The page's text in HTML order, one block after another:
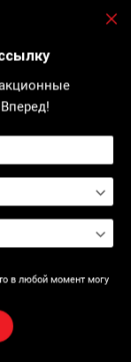
в любой момент могу